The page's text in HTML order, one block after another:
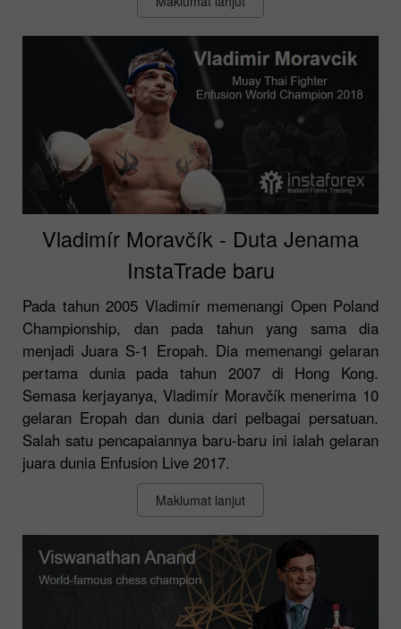
Vladimír Moravčík - Duta Jenama
InstaTrade baru
Pada tahun 2005 Vladimír memenangi Open Poland
Championship, dan pada tahun yang sama dia
menjadi Juara S-1 Eropah. Dia memenangi gelaran
pertama dunia pada tahun 2007 di Hong Kong.
Semasa kerjayanya, Vladimír Moravčík menerima 10
gelaran Eropah dan dunia dari pelbagai persatuan.
Salah satu pencapaiannya baru-baru ini ialah gelaran
juara dunia Enfusion Live 2017.
Maklumat lanjut